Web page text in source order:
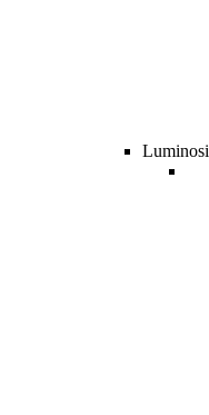
Luminosi